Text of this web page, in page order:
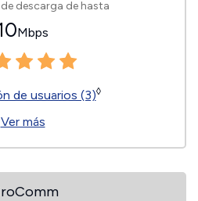
descarga de hasta
Mbps
de usuarios (3)◊
Ver más